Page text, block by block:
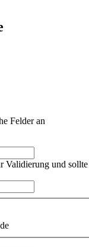
Felder an
Validierung und